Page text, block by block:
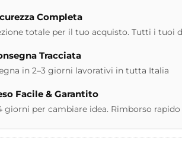
Completa
totale per il tuo acquisto. Tutti i tuoi
Tracciata
in 2–3 giorni lavorativi in tutta Italia
Facile & Garantito
giorni per cambiare idea. Rimborso